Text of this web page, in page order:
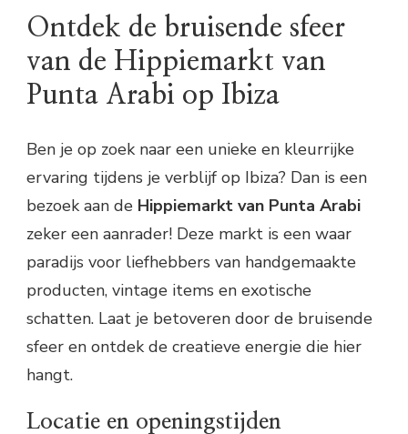
Ontdek de bruisende sfeer
van de Hippiemarkt van
Punta Arabi op Ibiza
Ben je op zoek naar een unieke en kleurrijke
ervaring tijdens je verblijf op Ibiza? Dan is een
bezoek aan de Hippiemarkt van Punta Arabi
zeker een aanrader! Deze markt is een waar
paradijs voor liefhebbers van handgemaakte
producten, vintage items en exotische
schatten. Laat je betoveren door de bruisende
sfeer en ontdek de creatieve energie die hier
hangt.
Locatie en openingstijden